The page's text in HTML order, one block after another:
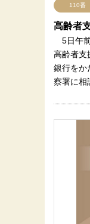
110番
高齢者
5日午
高齢者支
銀行をか
察署に相